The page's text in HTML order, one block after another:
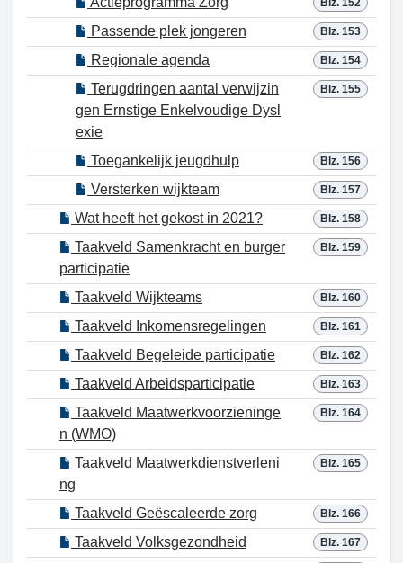
Blz. 152
Blz. 153
Passende plek jongeren
Blz. 154
Regionale agenda
Blz. 155
Terugdringen aantal verwijzin
gen Ernstige Enkelvoudige Dysl
exie
Blz. 156
Toegankelijk jeugdhulp
Blz. 157
Versterken wijkteam
Blz. 158
Wat heeft het gekost in 2021?
Blz. 159
Taakveld Samenkracht en burger
participatie
Blz. 160
Taakveld Wijkteams
Blz. 161
Taakveld Inkomensregelingen
Blz. 162
Taakveld Begeleide participatie
Blz. 163
Taakveld Arbeidsparticipatie
Blz. 164
Taakveld Maatwerkvoorzieninge
n (WMO)
Blz. 165
Taakveld Maatwerkdienstverleni
ng
Blz. 166
Taakveld Geëscaleerde zorg
Blz. 167
Taakveld Volksgezondheid